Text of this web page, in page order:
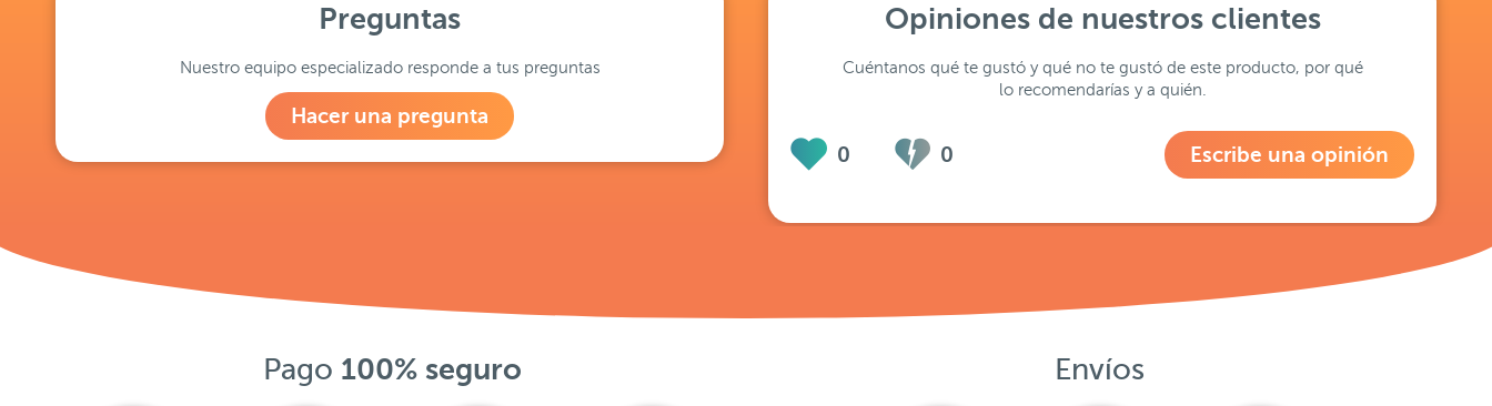
Preguntas
Nuestro equipo especializado responde a tus preguntas
Hacer una pregunta
Opiniones de nuestros clientes
Cuéntanos qué te gustó y qué no te gustó de este producto, por qué
lo recomendarías y a quién.
0 0 Escribe una opinión
Pago 100% seguro Envíos